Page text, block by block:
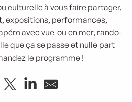
culturelle à vous faire partager,
expositions, performances,
avec vue ou en mer, rando-
que ça se passe et nulle part
le programme !